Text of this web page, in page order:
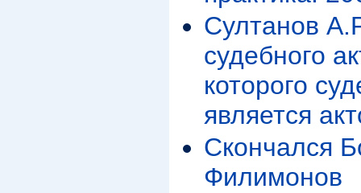
Султанов
судебного
которого
является
Скончался
Филимонов